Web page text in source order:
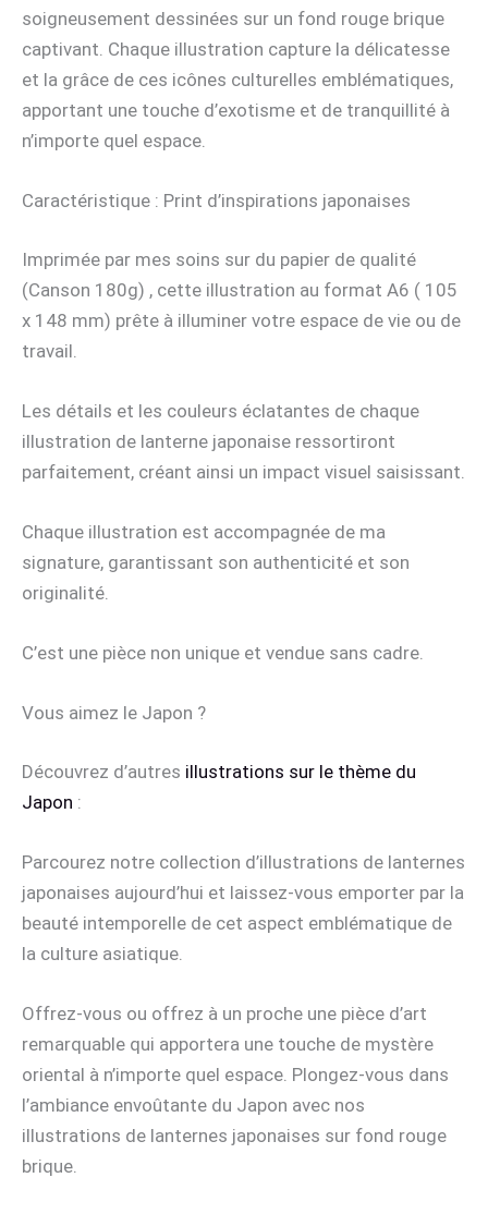
soigneusement dessinées sur un fond rouge brique
captivant. Chaque illustration capture la délicatesse
et la grâce de ces icônes culturelles emblématiques,
apportant une touche d’exotisme et de tranquillité à
n’importe quel espace.
Caractéristique : Print d’inspirations japonaises
Imprimée par mes soins sur du papier de qualité
(Canson 180g) , cette illustration au format A6 ( 105
x 148 mm) prête à illuminer votre espace de vie ou de
travail.
Les détails et les couleurs éclatantes de chaque
illustration de lanterne japonaise ressortiront
parfaitement, créant ainsi un impact visuel saisissant.
Chaque illustration est accompagnée de ma
signature, garantissant son authenticité et son
originalité.
C’est une pièce non unique et vendue sans cadre.
Vous aimez le Japon ?
Découvrez d’autres illustrations sur le thème du
Japon :
Parcourez notre collection d’illustrations de lanternes
japonaises aujourd’hui et laissez-vous emporter par la
beauté intemporelle de cet aspect emblématique de
la culture asiatique.
Offrez-vous ou offrez à un proche une pièce d’art
remarquable qui apportera une touche de mystère
oriental à n’importe quel espace. Plongez-vous dans
l’ambiance envoûtante du Japon avec nos
illustrations de lanternes japonaises sur fond rouge
brique.